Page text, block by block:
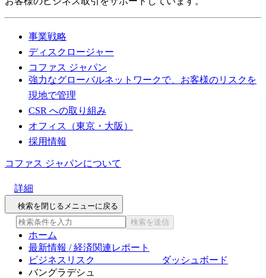
事業戦略
ディスクロージャー
コファス ジャパン
強力なグローバルネットワークで、お客様のリスクを
現地で管理
CSR への取り組み
オフィス（東京・大阪）
採用情報
コファス ジャパンについて
詳細
検索を閉じる メニューに戻る
検索を送信
ホーム
最新情報 / 経済関連レポート
ビジネスリスク ダッシュボード
バングラデシュ